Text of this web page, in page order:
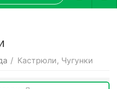
/ Кастрюли, Чугунки